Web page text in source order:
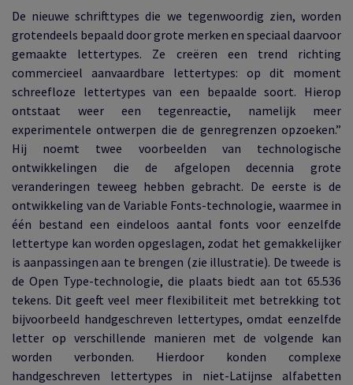
De nieuwe schrifttypes die we tegenwoordig zien, worden
grotendeels bepaald door grote merken en speciaal daarvoor
gemaakte lettertypes. Ze creëren een trend richting
commercieel aanvaardbare lettertypes: op dit moment
schreefloze lettertypes van een bepaalde soort. Hierop
ontstaat weer een tegenreactie, namelijk meer
experimentele ontwerpen die de genregrenzen opzoeken.”
Hij noemt twee voorbeelden van technologische
ontwikkelingen die de afgelopen decennia grote
veranderingen teweeg hebben gebracht. De eerste is de
ontwikkeling van de Variable Fonts-technologie, waarmee in
één bestand een eindeloos aantal fonts voor eenzelfde
lettertype kan worden opgeslagen, zodat het gemakkelijker
is aanpassingen aan te brengen (zie illustratie). De tweede is
de Open Type-technologie, die plaats biedt aan tot 65.536
tekens. Dit geeft veel meer flexibiliteit met betrekking tot
bijvoorbeeld handgeschreven lettertypes, omdat eenzelfde
letter op verschillende manieren met de volgende kan
worden verbonden. Hierdoor konden complexe
handgeschreven lettertypes in niet-Latijnse alfabetten